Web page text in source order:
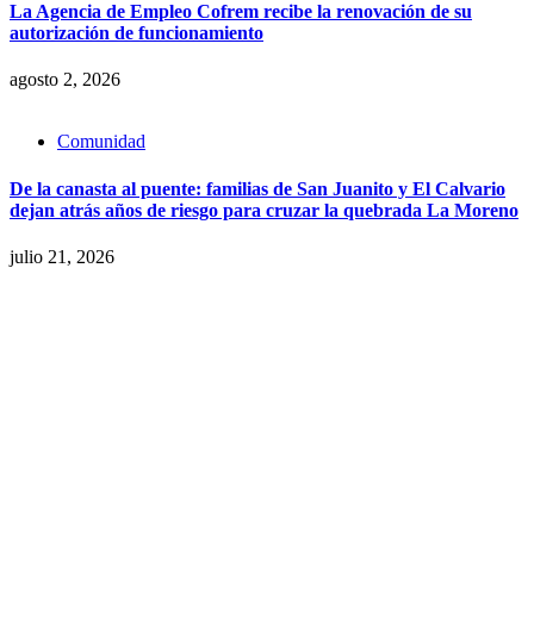
La Agencia de Empleo Cofrem recibe la renovación de su
autorización de funcionamiento
agosto 2, 2026
Comunidad
De la canasta al puente: familias de San Juanito y El Calvario
dejan atrás años de riesgo para cruzar la quebrada La Moreno
julio 21, 2026